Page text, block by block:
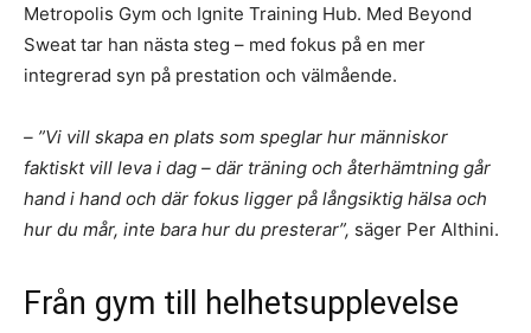
Metropolis Gym och Ignite Training Hub. Med Beyond
Sweat tar han nästa steg – med fokus på en mer
integrerad syn på prestation och välmående.
– ”Vi vill skapa en plats som speglar hur människor
faktiskt vill leva i dag – där träning och återhämtning går
hand i hand och där fokus ligger på långsiktig hälsa och
hur du mår, inte bara hur du presterar”, säger Per Althini.
Från gym till helhetsupplevelse